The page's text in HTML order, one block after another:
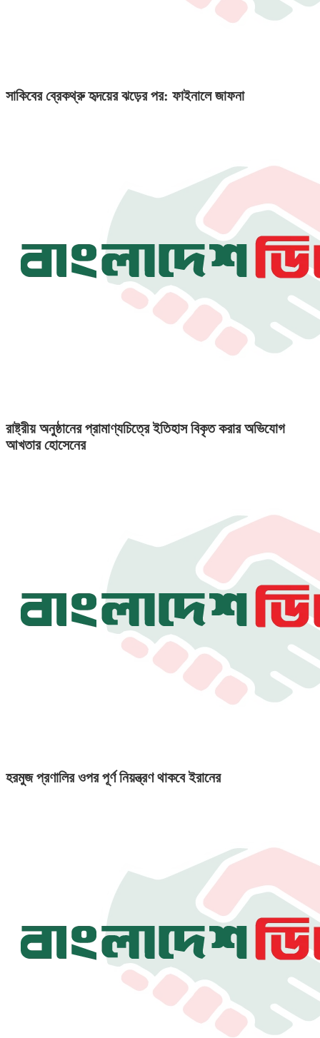
সাকিবের ব্রেকথ্রু হৃদয়ের ঝড়ের পর: ফাইনালে জাফনা
রাষ্ট্রীয় অনুষ্ঠানের প্রামাণ্যচিত্রে ইতিহাস বিকৃত করার অভিযোগ
আখতার হোসেনের
হরমুজ প্রণালির ওপর পূর্ণ নিয়ন্ত্রণ থাকবে ইরানের